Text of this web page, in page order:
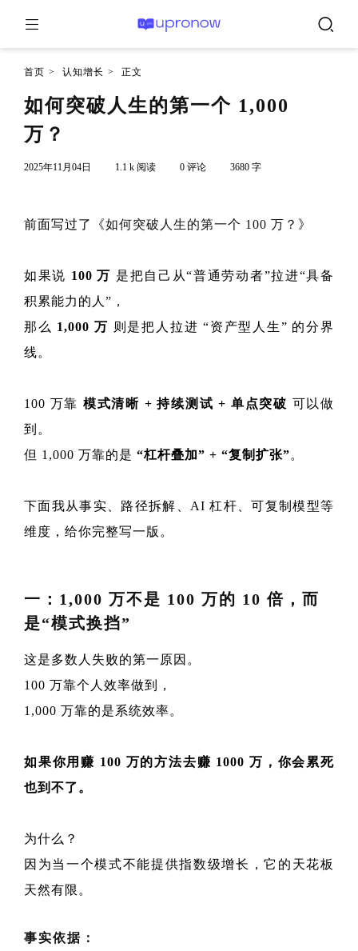
首页 > 认知增长 > 正文
如何突破人生的第一个 1,000
万？
2025年11月04日 1.1 k 阅读 0 评论 3680 字
前面写过了《如何突破人生的第一个 100 万？ 》
如果说 100 万 是把自己从“普通劳动者”拉进“具备
积累能力的人”，
那么 1,000 万 则是把人拉进 “资产型人生” 的分界
线。
100 万靠 模式清晰 + 持续测试 + 单点突破 可以做
到。
但 1,000 万靠的是 “杠杆叠加” + “复制扩张”。
下面我从事实、路径拆解、AI 杠杆、可复制模型等
维度，给你完整写一版。
一：1,000 万不是 100 万的 10 倍，而
是“模式换挡”
这是多数人失败的第一原因。
100 万靠个人效率做到，
1,000 万靠的是系统效率。
如果你用赚 100 万的方法去赚 1000 万，你会累死
也到不了。
为什么？
因为当一个模式不能提供指数级增长，它的天花板
天然有限。
事实依据：